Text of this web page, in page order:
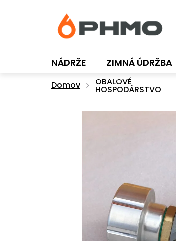
NÁDRŽE ZIMNÁ ÚDRŽBA
Domov OBALOVÉ
HOSPODÁRSTVO